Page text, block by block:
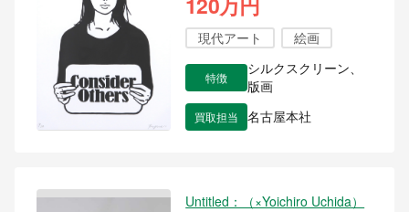
現代アート 絵画
特徴
シルクスクリーン、
版画
買取担当 名古屋本社
Untitled：（×Yoichiro Uchida）